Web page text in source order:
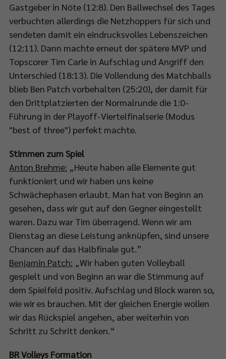
Gastgeber in Nöte (12:8). Den Ballwechsel des Tages
verbuchten allerdings die Netzhoppers für sich und
sendeten damit ein eindrucksvolles Lebenszeichen
(12:11). Dann machte erneut der spätere MVP und
Topscorer Tim Carle in Aufschlag und Angriff den
Unterschied (18:13). Die Vollendung des Matchballs
blieb Ben Patch vorbehalten (25:20), der damit für
den Drittplatzierten der Normalrunde die 1:0-
Führung in der Playoff-Viertelfinalserie (Modus
"best of three") perfekt machte.
Stimmen zum Spiel
Anton Brehme: „Heute haben alle Elemente gut
funktioniert und wir haben uns keine
Schwächephasen erlaubt. Man hat von Beginn an
gesehen, dass wir gut auf den Gegner eingestellt
waren. Dazu war Tim überragend. Wenn wir am
Dienstag an diese Leistung anknüpfen, sind unsere
Chancen auf das Halbfinale gut.”
Benjamin Patch: „Wir haben guten Volleyball
gespielt und von Beginn an war die Stimmung auf
dem Spielfeld positiv. Aufschlag und Block waren so,
wie wir es brauchen. Mit der gleichen Energie wollen
wir das Rückspiel angehen, aber weiterhin von
Schritt zu Schritt denken.“
BR Volleys Formation